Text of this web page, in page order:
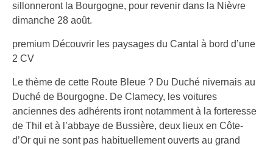
sillonneront la Bourgogne, pour revenir dans la Nièvre
dimanche 28 août.
premium Découvrir les paysages du Cantal à bord d’une
2 CV
Le thème de cette Route Bleue ? Du Duché nivernais au
Duché de Bourgogne. De Clamecy, les voitures
anciennes des adhérents iront notamment à la forteresse
de Thil et à l’abbaye de Bussière, deux lieux en Côte-
d’Or qui ne sont pas habituellement ouverts au grand